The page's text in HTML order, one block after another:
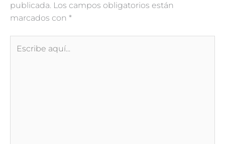
publicada. Los campos obligatorios están
marcados con *
aquí...